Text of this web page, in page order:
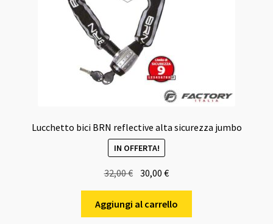
Lucchetto bici BRN reflective alta sicurezza jumbo
IN OFFERTA!
32,00€
originale
era:
30,00€Il
attuale
è:
Aggiungi al carrello